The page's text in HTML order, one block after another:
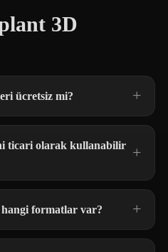
3D
ücretsiz mi?
ticari olarak kullanabilir
formatlar var?